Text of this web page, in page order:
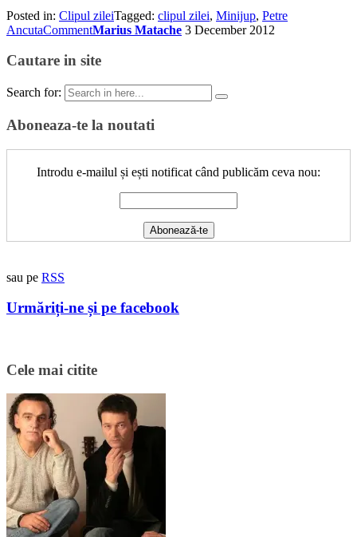
Posted in: Clipul zileiTagged: clipul zilei, Minijup, Petre
AncutaCommentMarius Matache 3 December 2012
Cautare in site
Search for:
Aboneaza-te la noutati
Introdu e-mailul și ești notificat când publicăm ceva nou:
sau pe RSS
Urmăriți-ne și pe facebook
Cele mai citite